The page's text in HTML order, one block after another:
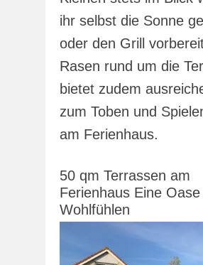
ihr selbst die Sonne
oder den Grill
Rasen rund um die
bietet zudem
zum Toben und
am Ferienhaus.
50 qm Terrassen am
Ferienhaus Eine
Wohlfühlen